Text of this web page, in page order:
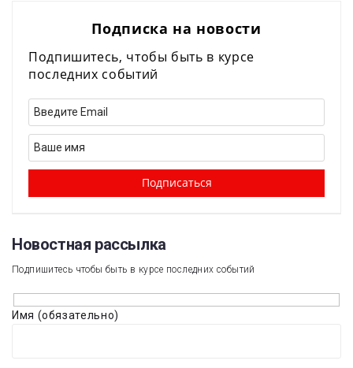
Подписка на новости
Подпишитесь, чтобы быть в курсе
последних событий
Новостная рассылка​
Подпишитесь чтобы быть в курсе последних событий
Имя (обязательно)